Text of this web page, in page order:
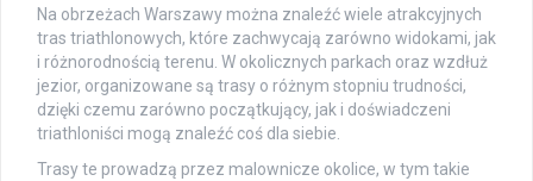
Na obrzeżach Warszawy można znaleźć wiele atrakcyjnych
tras triathlonowych, które zachwycają zarówno widokami, jak
i różnorodnością terenu. W okolicznych parkach oraz wzdłuż
jezior, organizowane są trasy o różnym stopniu trudności,
dzięki czemu zarówno początkujący, jak i doświadczeni
triathloniści mogą znaleźć coś dla siebie.
Trasy te prowadzą przez malownicze okolice, w tym takie